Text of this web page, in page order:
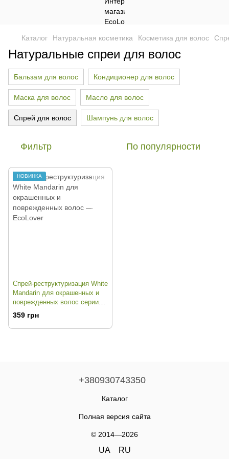
Каталог Натуральная косметика Косметика для волос
Натуральные спреи для волос
Бальзам для волос Кондиционер для волос
Маска для волос Масло для волос
Спрей для волос Шампунь для волос
Фильтр По популярности
НОВИНКА
Спрей-реструктуризация White
Mandarin для окрашенных и
поврежденных волос серии
Protection
359 грн
+380930743350
Каталог
Полная версия сайта
© 2014—2026
UA RU